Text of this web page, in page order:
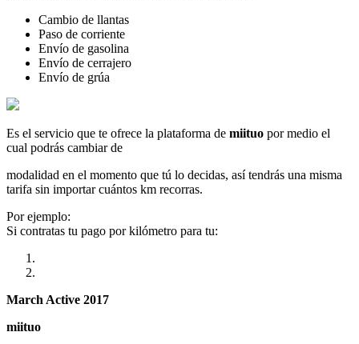
Cambio de llantas
Paso de corriente
Envío de gasolina
Envío de cerrajero
Envío de grúa
Es el servicio que te ofrece la plataforma de miituo por medio el
cual podrás cambiar de
modalidad en el momento que tú lo decidas, así tendrás una misma
tarifa sin importar cuántos km recorras.
Por ejemplo:
Si contratas tu pago por kilómetro para tu:
March Active 2017
miituo